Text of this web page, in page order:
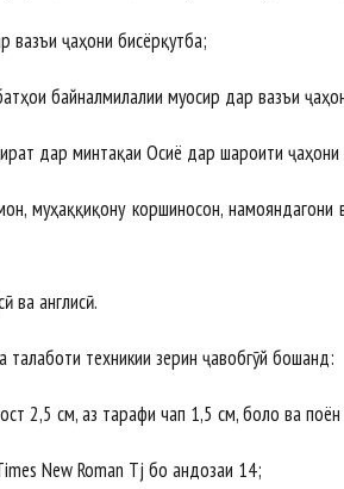
ҷаҳони бисёрқутба;
байналмилалии муосир дар вазъи
дар минтақаи Осиё дар шароити ҷаҳони
муҳаққиқону коршиносон,
ва англисӣ.
техникии зерин ҷавобгӯй бошанд:
2,5 см, аз тарафи чап 1,5 см, боло ва
New Roman Tj бо андозаи 14;